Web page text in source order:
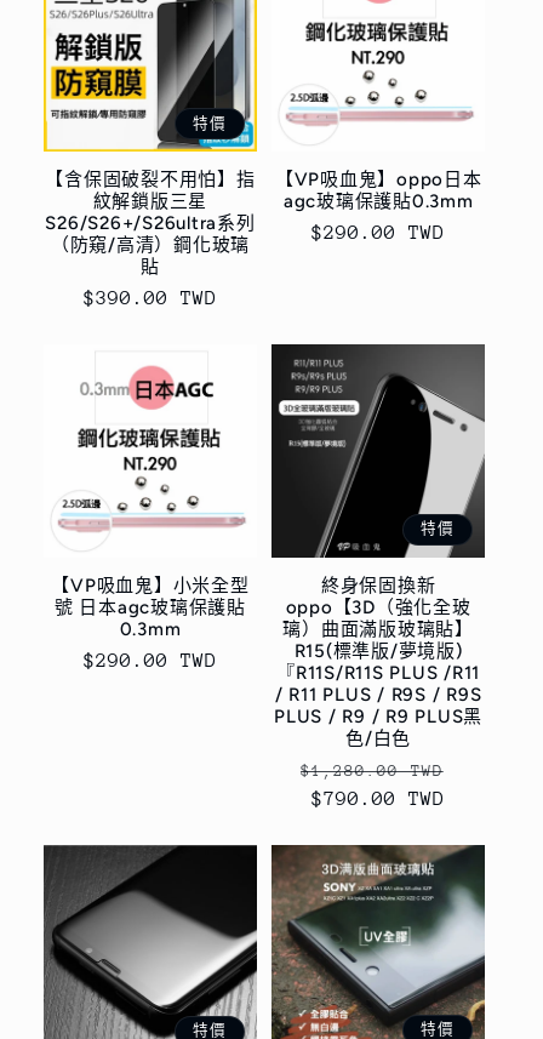
特價
【含保固破裂不用怕】指
紋解鎖版三星
S26/S26+/S26ultra系列
（防窺/高清）鋼化玻璃
貼
售
$390.00 TWD
【VP吸血鬼】oppo日本
agc玻璃保護貼0.3mm
定
$290.00 TWD
【VP吸血鬼】小米全型
號 日本agc玻璃保護貼
0.3mm
定
$290.00 TWD
特價
終身保固換新
oppo【3D（強化全玻
璃）曲面滿版玻璃貼】
R15(標準版/夢境版)
『R11S/R11S PLUS /R11
/ R11 PLUS / R9S / R9S
PLUS / R9 / R9 PLUS黑
色/白色
定
價
$1,280.00 TWD
$790.00 TWD
特價 特價